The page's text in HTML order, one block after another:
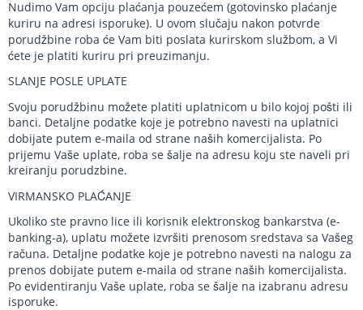
Nudimo Vam opciju plaćanja pouzećem (gotovinsko plaćanje
kuriru na adresi isporuke). U ovom slučaju nakon potvrde
porudžbine roba će Vam biti poslata kurirskom službom, a Vi
ćete je platiti kuriru pri preuzimanju.
SLANJE POSLE UPLATE
Svoju porudžbinu možete platiti uplatnicom u bilo kojoj pošti ili
banci. Detaljne podatke koje je potrebno navesti na uplatnici
dobijate putem e-maila od strane naših komercijalista. Po
prijemu Vaše uplate, roba se šalje na adresu koju ste naveli pri
kreiranju porudzbine.
VIRMANSKO PLAĆANJE
Ukoliko ste pravno lice ili korisnik elektronskog bankarstva (e-
banking-a), uplatu možete izvršiti prenosom sredstava sa Vašeg
računa. Detaljne podatke koje je potrebno navesti na nalogu za
prenos dobijate putem e-maila od strane naših komercijalista.
Po evidentiranju Vaše uplate, roba se šalje na izabranu adresu
isporuke.